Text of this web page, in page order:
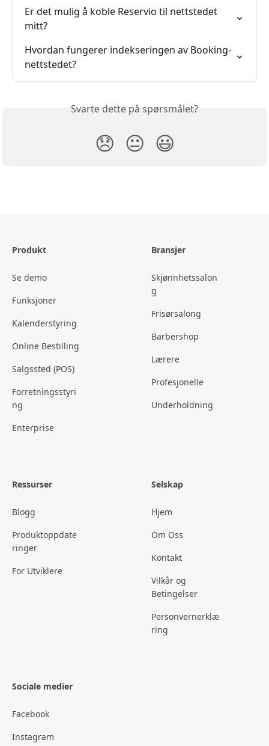
Er det mulig å koble Reservio til nettstedet
mitt?
Hvordan fungerer indekseringen av Booking-
nettstedet?
Svarte dette på spørsmålet?
😞 😐 😃
Produkt
Se demo
Funksjoner
Kalenderstyring
Online Bestilling
Salgssted (POS)
Forretningsstyri
ng
Enterprise
Bransjer
Skjønnhetssalon
g
Frisørsalong
Barbershop
Lærere
Profesjonelle
Underholdning
Ressurser
Blogg
Produktoppdate
ringer
For Utviklere
Selskap
Hjem
Om Oss
Kontakt
Vilkår og
Betingelser
Personvernerklæ
ring
Sociale medier
Facebook
Instagram